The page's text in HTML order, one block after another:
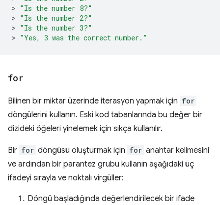
> "Is the number 8?"
> "Is the number 2?"
> "Is the number 3?"
> "Yes, 3 was the correct number."
for
Bilinen bir miktar üzerinde iterasyon yapmak için for
döngülerini kullanın. Eski kod tabanlarında bu değer bir
dizideki öğeleri yinelemek için sıkça kullanılır.
Bir for döngüsü oluşturmak için for anahtar kelimesini
ve ardından bir parantez grubu kullanın aşağıdaki üç
ifadeyi sırayla ve noktalı virgüller:
Döngü başladığında değerlendirilecek bir ifade